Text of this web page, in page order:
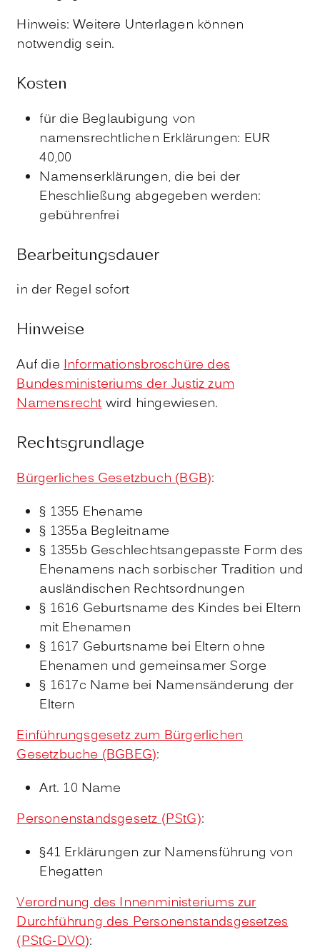
Hinweis: Weitere Unterlagen können
notwendig sein.
Kosten
für die Beglaubigung von
namensrechtlichen Erklärungen: EUR
40,00
Namenserklärungen, die bei der
Eheschließung abgegeben werden:
gebührenfrei
Bearbeitungsdauer
in der Regel sofort
Hinweise
Auf die Informationsbroschüre des
Bundesministeriums der Justiz zum
Namensrechtwird hingewiesen.
Rechtsgrundlage
Bürgerliches Gesetzbuch (BGB):
§ 1355 Ehename
§ 1355a Begleitname
§ 1355b Geschlechtsangepasste Form des
Ehenamens nach sorbischer Tradition und
ausländischen Rechtsordnungen
§ 1616 Geburtsname des Kindes bei Eltern
mit Ehenamen
§ 1617 Geburtsname bei Eltern ohne
Ehenamen und gemeinsamer Sorge
§ 1617c Name bei Namensänderung der
Eltern
Einführungsgesetz zum Bürgerlichen
Gesetzbuche (BGBEG):
Art. 10 Name
Personenstandsgesetz (PStG):
§41 Erklärungen zur Namensführung von
Ehegatten
Verordnung des Innenministeriums zur
Durchführung des Personenstandsgesetzes
(PStG-DVO):